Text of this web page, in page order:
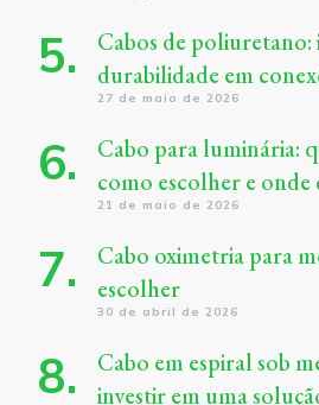
Cabos de poliuretano:
durabilidade em
27 de maio de 2026
Cabo para luminária:
como escolher e
21 de maio de 2026
Cabo oximetria para
escolher
30 de abril de 2026
Cabo em espiral sob
investir em uma